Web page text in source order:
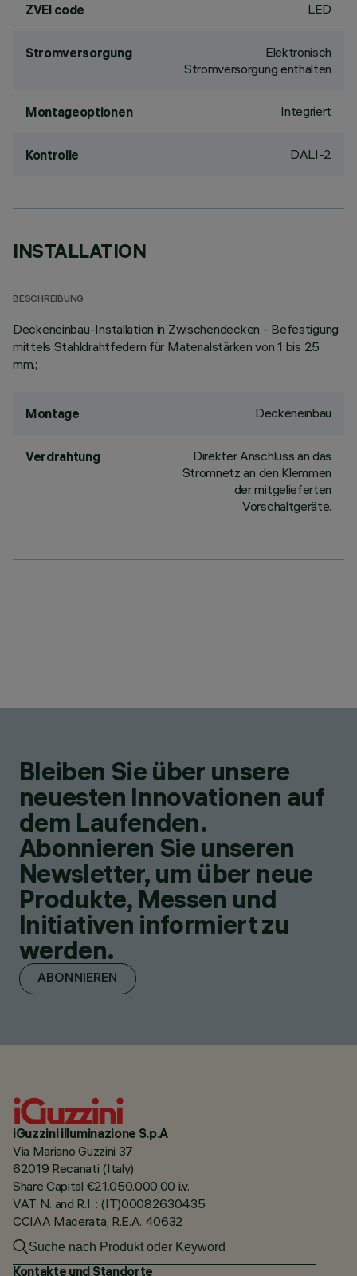
ZVEI code LED
Stromversorgung
Elektronisch
Stromversorgung enthalten
Montageoptionen Integriert
Kontrolle DALI-2
INSTALLATION
BESCHREIBUNG
Deckeneinbau-Installation in Zwischendecken - Befestigung
mittels Stahldrahtfedern für Materialstärken von 1 bis 25
mm.;
Montage Deckeneinbau
Verdrahtung
Direkter Anschluss an das
Stromnetz an den Klemmen
der mitgelieferten
Vorschaltgeräte.
Bleiben Sie über unsere
neuesten Innovationen auf
dem Laufenden.
Abonnieren Sie unseren
Newsletter, um über neue
Produkte, Messen und
Initiativen informiert zu
werden.
ABONNIEREN
iGuzzini illuminazione S.p.A
Via Mariano Guzzini 37
62019 Recanati (Italy)
Share Capital €21.050.000,00 i.v.
VAT N. and R.I. : (IT)00082630435
CCIAA Macerata, R.E.A. 40632
Kontakte und Standorte